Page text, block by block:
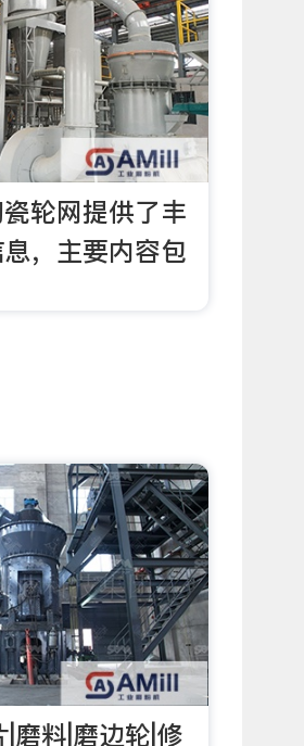
瓷轮网提供了丰
，主要内容包
磨料|磨边轮|修